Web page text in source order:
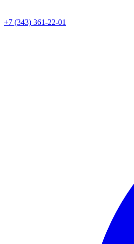
+7 (343) 361-22-01